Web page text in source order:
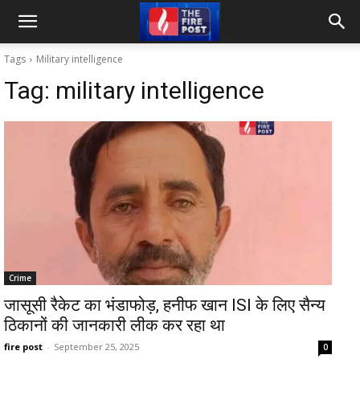
Tags Military intelligence
Tag: military intelligence
Crime
जासूसी रैकेट का भंडाफोड़, हनीफ खान ISI के लिए सैन्य
ठिकानों की जानकारी लीक कर रहा था
fire post - September 25, 2025 0